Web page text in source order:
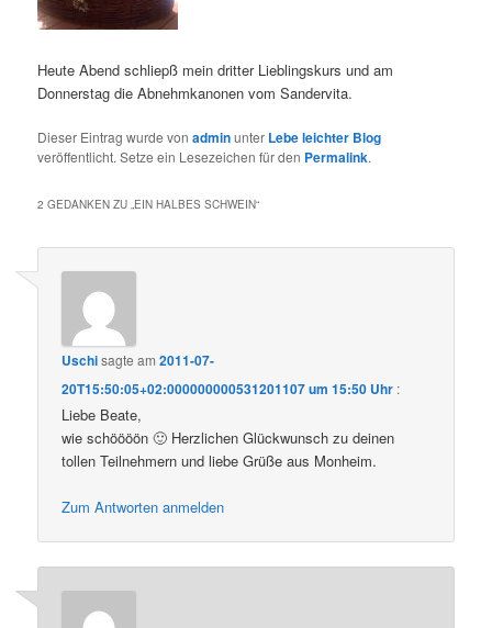
Heute Abend schliepß mein dritter Lieblingskurs und am
Donnerstag die Abnehmkanonen vom Sandervita.
Dieser Eintrag wurde vonadminunter Lebe leichter Blog
veröffentlicht. Setze ein Lesezeichen für den Permalink.
2 GEDANKEN ZU „EIN HALBES SCHWEIN“
Uschisagte am2011-07-
20T15:50:05+02:000000000531201107 um 15:50 Uhr :
Liebe Beate,
wie schöööön 🙂 Herzlichen Glückwunsch zu deinen
tollen Teilnehmern und liebe Grüße aus Monheim.
Zum Antworten anmelden